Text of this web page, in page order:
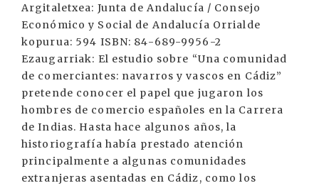
Argitaletxea: Junta de Andalucía / Consejo
Económico y Social de Andalucía Orrialde
kopurua: 594 ISBN: 84-689-9956-2
Ezaugarriak: El estudio sobre “Una comunidad
de comerciantes: navarros y vascos en Cádiz”
pretende conocer el papel que jugaron los
hombres de comercio españoles en la Carrera
de Indias. Hasta hace algunos años, la
historiografía había prestado atención
principalmente a algunas comunidades
extranjeras asentadas en Cádiz, como los